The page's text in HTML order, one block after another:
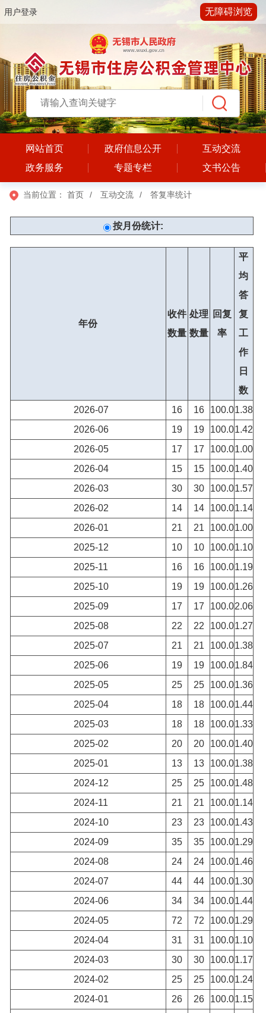
用户登录 无障碍浏览
网站首页 政府信息公开
互动交流
政务服务
专题专栏 文书公告
当前位置： 首页 / 互动交流 / 答复率统计
按月份统计:
年份
收件
数量
处理
数量
回复
率
平
均
答
复
工
作
日
数
2026-07
16 16 100.01.38
2026-06
19 19 100.01.42
2026-05
17 17 100.01.00
2026-04
15 15 100.01.40
2026-03
30 30 100.01.57
2026-02
14 14 100.01.14
2026-01
21 21 100.01.00
2025-12
10 10 100.01.10
2025-11
16 16 100.01.19
2025-10
19 19 100.01.26
2025-09
17 17 100.02.06
2025-08
22 22 100.01.27
2025-07
21 21 100.01.38
2025-06
19 19 100.01.84
2025-05
25 25 100.01.36
2025-04
18 18 100.01.44
2025-03
18 18 100.01.33
2025-02
20 20 100.01.40
2025-01
13 13 100.01.38
2024-12
25 25 100.01.48
2024-11
21 21 100.01.14
2024-10
23 23 100.01.43
2024-09
35 35 100.01.29
2024-08
24 24 100.01.46
2024-07
44 44 100.01.30
2024-06
34 34 100.01.44
2024-05
72 72 100.01.29
2024-04
31 31 100.01.10
2024-03
30 30 100.01.17
2024-02
25 25 100.01.24
2024-01
26 26 100.01.15